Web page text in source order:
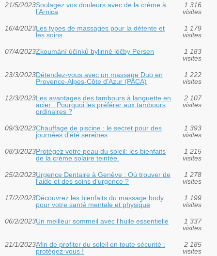
21/5/2023Soulagez vos douleurs avec de la crème à
l’Arnica
1 316
visites
16/4/2023Les types de massages pour la détente et
les soins
1 179
visites
07/4/2023Zkoumání účinků bylinné léčby Persen
1 183
visites
23/3/2023Détendez-vous avec un massage Duo en
Provence-Alpes-Côte d'Azur (PACA)
1 222
visites
12/3/2023Les avantages des tambours à languette en
acier : Pourquoi les préférer aux tambours
ordinaires ?
2 107
visites
09/3/2023Chauffage de piscine : le secret pour des
journées d'été sereines
1 393
visites
08/3/2023Protégez votre peau du soleil: les bienfaits
de la crème solaire teintée.
1 215
visites
25/2/2023Urgence Dentaire à Genève : Où trouver de
l'aide et des soins d'urgence ?
1 278
visites
17/2/2023Découvrez les bienfaits du massage body
pour votre santé mentale et physique
1 199
visites
06/2/2023Un meilleur sommeil avec l'huile essentielle
1 337
visites
21/1/2023Afin de profiter du soleil en toute sécurité :
protégez-vous !
2 185
visites